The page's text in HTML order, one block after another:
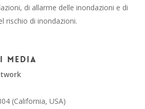
di allarme delle inondazioni e di
rischio di inondazioni.
(California, USA)